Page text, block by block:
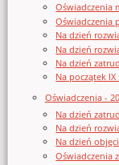
Oświadczenia
Oświadczenia
Na dzień
Na dzień
Na dzień
Na początek
Oświadczenia -
Na dzień
Na dzień
Na dzień
Oświadczenia